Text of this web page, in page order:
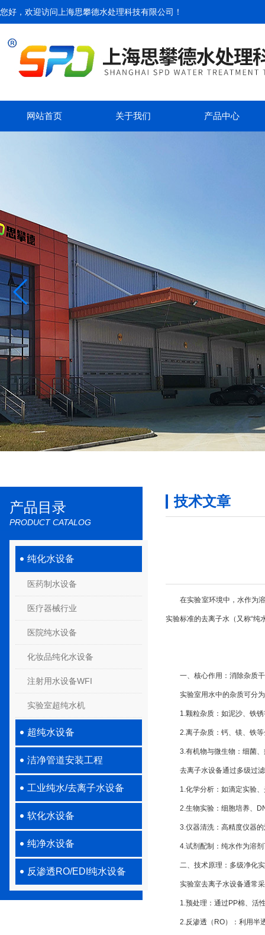
您好，欢迎访问 上海思攀德水处理科技有限公司 ！
网站首页 关于我们 产品中心
产品目录
PRODUCT CATALOG
纯化水设备
医药制水设备
医疗器械行业
医院纯水设备
化妆品纯化水设备
注射用水设备WFI
实验室超纯水机
超纯水设备
洁净管道安装工程
工业纯水/去离子水设备
软化水设备
纯净水设备
反渗透RO/EDI纯水设备
技术文章
在实验室环境中，水作为溶
实验标准的去离子水（又称“纯
一、核心作用：消除杂质干
实验室用水中的杂质可分为
1.颗粒杂质：如泥沙、铁锈
2.离子杂质：钙、镁、铁等
3.有机物与微生物：细菌、
去离子水设备通过多级过滤
1.化学分析：如滴定实验、
2.生物实验：细胞培养、
3.仪器清洗：高精度仪器的
4.试剂配制：纯水作为溶剂
二、技术原理：多级净化实
实验室去离子水设备通常采
1.预处理：通过PP棉、活性
2.反渗透（RO）：利用半透